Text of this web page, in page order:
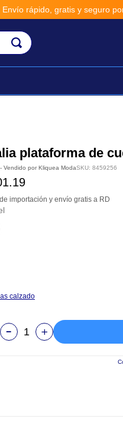
rápido, gratis y seguro por
plataforma de
- Vendido por Kliquea ModaSKU: 8459256
.19
importación y envío gratis a RD
calzado